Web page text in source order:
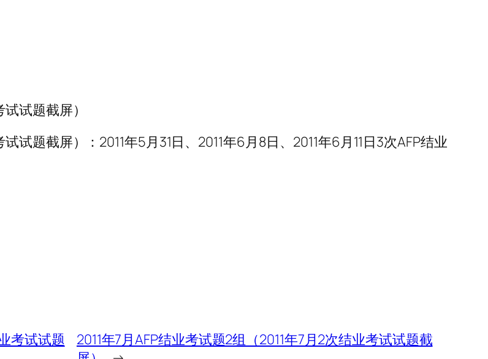
试题截屏）
试题截屏）：2011年5月31日、2011年6月8日、2011年6月11日3次AFP结业
考试试题
2011年7月AFP结业考试题2组（2011年7月2次结业考试试题截